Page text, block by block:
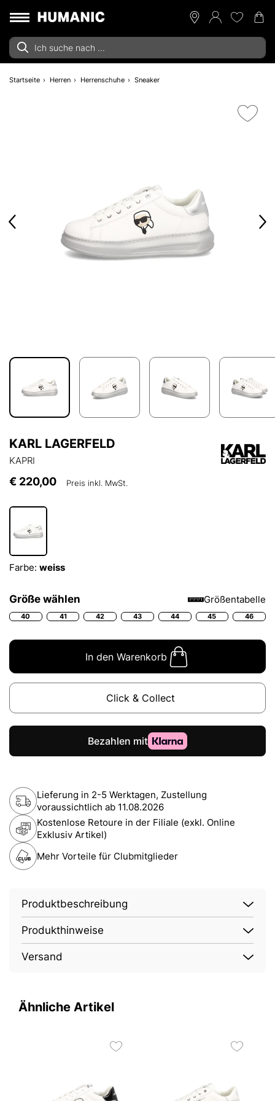
Startseite Herren Herrenschuhe Sneaker
KARL LAGERFELD
KAPRI
€ 220,00 Preis inkl. MwSt.
Farbe: weiss
Größe wählen Größentabelle
40 41 42 43 44 45 46
In den Warenkorb
Click & Collect
Lieferung in 2-5 Werktagen, Zustellung
voraussichtlich ab 11.08.2026
Kostenlose Retoure in der Filiale (exkl. Online
Exklusiv Artikel)
Mehr Vorteile für Clubmitglieder
Produktbeschreibung
Produkthinweise
Versand
Ähnliche Artikel